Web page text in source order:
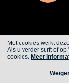
Met cookies werkt
Als u verder surft of
cookies. Meer